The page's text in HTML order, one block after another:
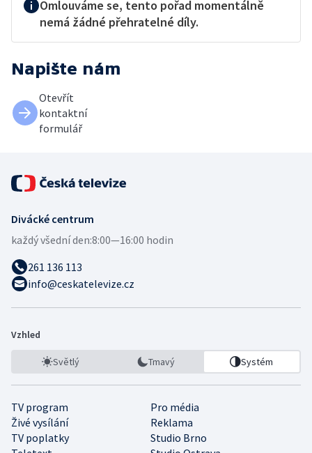
Omlouváme se, tento pořad momentálně
nemá žádné přehratelné díly.
Napište nám
Otevřít
kontaktní
formulář
Divácké centrum
každý všední den:8:00—16:00 hodin
261 136 113
info@ceskatelevize.cz
Vzhled
Světlý Tmavý Systém
TV program
Pro média
Živé vysílání
Reklama
TV poplatky
Studio Brno